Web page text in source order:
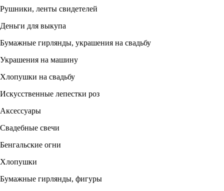
Рушники, ленты свидетелей
Деньги для выкупа
Бумажные гирлянды, украшения на свадьбу
Украшения на машину
Хлопушки на свадьбу
Искусственные лепестки роз
Аксессуары
Свадебные свечи
Бенгальские огни
Хлопушки
Бумажные гирлянды, фигуры